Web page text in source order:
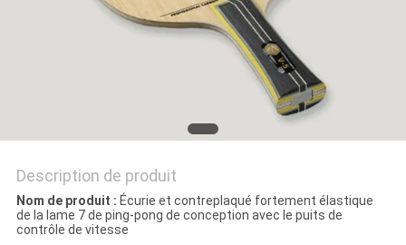
Description de produit
Nom de produit : Écurie et contreplaqué fortement élastique
de la lame 7 de ping-pong de conception avec le puits de
contrôle de vitesse